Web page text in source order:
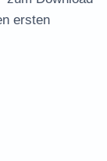
ersten